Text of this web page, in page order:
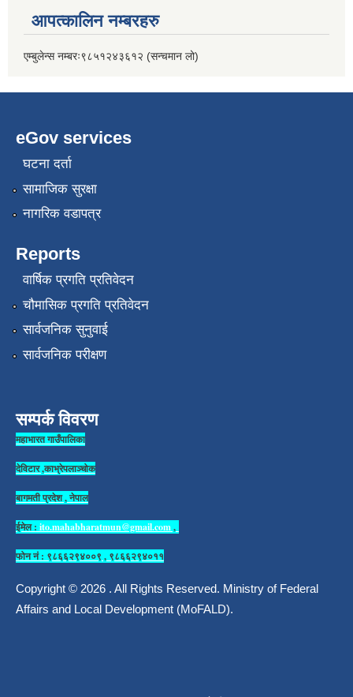
आपत्कालिन नम्बरहरु
एम्बुलेन्स नम्बरः९८५१२४३६१२ (सन्चमान लो)
eGov services
घटना दर्ता
सामाजिक सुरक्षा
नागरिक वडापत्र
Reports
वार्षिक प्रगति प्रतिवेदन
चौमासिक प्रगति प्रतिवेदन
सार्वजनिक सुनुवाई
सार्वजनिक परीक्षण
सम्पर्क विवरण
महाभारत गाउँपालिका
देविटार ,काभ्रेपलाञ्चोक
बागमती प्रदेश , नेपाल
ईमेल : ito.mahabharatmun@gmail.com,
फोन नं : ९८६६२९४००९ , ९८६६२९४०११
Copyright © 2026 . All Rights Reserved. Ministry of Federal
Affairs and Local Development (MoFALD).